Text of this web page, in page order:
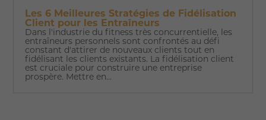
Les 6 Meilleures Stratégies de Fidélisation
Client pour les Entraîneurs
Dans l'industrie du fitness très concurrentielle, les
entraîneurs personnels sont confrontés au défi
constant d'attirer de nouveaux clients tout en
fidélisant les clients existants. La fidélisation client
est cruciale pour construire une entreprise
prospère. Mettre en...